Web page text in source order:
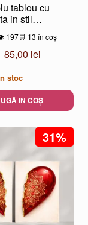
tablou cu
in stil
197🛒 13 în coș
Prețul
lei.
85,00 leiPrețul
85,00 lei.
stoc
ÎN COȘ
31%